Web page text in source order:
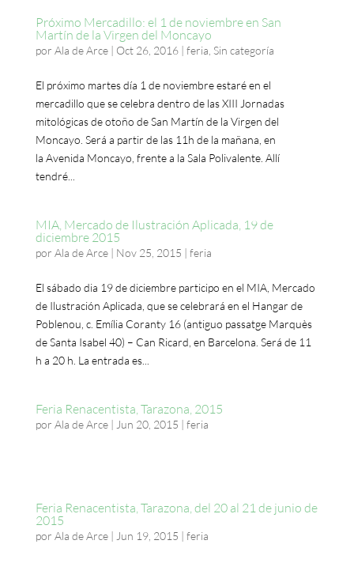
Próximo Mercadillo: el 1 de noviembre en San
Martín de la Virgen del Moncayo
por Ala de Arce| Oct 26, 2016| feria Sin categoría
El próximo martes día 1 de noviembre estaré en el
mercadillo que se celebra dentro de las XIII Jornadas
mitológicas de otoño de San Martín de la Virgen del
Moncayo. Será a partir de las 11h de la mañana, en
la Avenida Moncayo, frente a la Sala Polivalente. Allí
tendré...
MIA, Mercado de Ilustración Aplicada, 19 de
diciembre 2015
por Ala de Arce| Nov 25, 2015 | feria
El sábado dia 19 de diciembre participo en el MIA, Mercado
de Ilustración Aplicada, que se celebrará en el Hangar de
Poblenou, c. Emília Coranty 16 (antiguo passatge Marquès
de Santa Isabel 40) – Can Ricard, en Barcelona. Será de 11
h a 20 h. La entrada es...
Feria Renacentista, Tarazona, 2015
por Ala de Arce| Jun 20, 2015 | feria
Feria Renacentista, Tarazona, del 20 al 21 de junio de
2015
por Ala de Arce| Jun 19, 2015 | feria